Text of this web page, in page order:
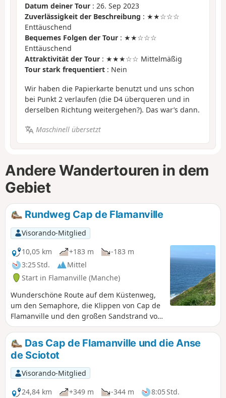
Datum deiner Tour : 26. Sep 2023
Zuverlässigkeit der Beschreibung : ★★☆☆☆
Enttäuschend
Bequemes Folgen der Tour : ★★☆☆☆
Enttäuschend
Attraktivität der Tour : ★★★☆☆ Mittelmäßig
Tour stark frequentiert : Nein
Wir haben die Papierkarte benutzt und uns schon
bei Punkt 2 verlaufen (die D4 überqueren und in
derselben Richtung weitergehen?). Das war’s dann.
Maschinell übersetzt
Andere Wandertouren in dem
Gebiet
Rundweg Cap de Flamanville
Visorando-Mitglied
10,05 km
+183 m
-183 m
3:25 Std.
Mittel
Start in Flamanville (Manche)
Wunderschöne Route auf dem Küstenweg,
um den Semaphore, die Klippen von Cap de
Flamanville und den großen Sandstrand von
Sciotot zu entdecken. Rückweg durch den
Park gegenüber dem Schloss.
Das Cap de Flamanville und die Anse
de Sciotot
Visorando-Mitglied
24,84 km
+349 m -344 m 8:05 Std.